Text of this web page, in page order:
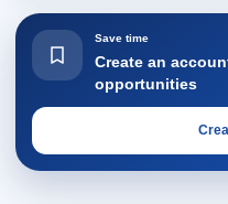
Save time
Create an
opportunities